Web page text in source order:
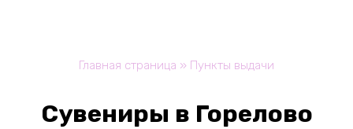
Главная страница » Пункты выдачи
Сувениры в Горелово